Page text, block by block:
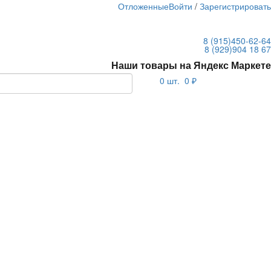
Войти /
Отложенные
8 (915)450-62-64
8 (929)904 18 67
Наши товары на Яндекс Маркете
0 шт. 0 ₽